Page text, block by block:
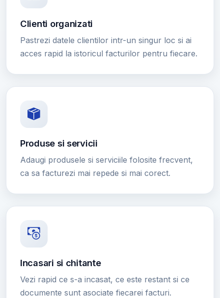
Clienti organizati
Pastrezi datele clientilor intr-un singur loc si ai
acces rapid la istoricul facturilor pentru fiecare.
Produse si servicii
Adaugi produsele si serviciile folosite frecvent,
ca sa facturezi mai repede si mai corect.
Incasari si chitante
Vezi rapid ce s-a incasat, ce este restant si ce
documente sunt asociate fiecarei facturi.